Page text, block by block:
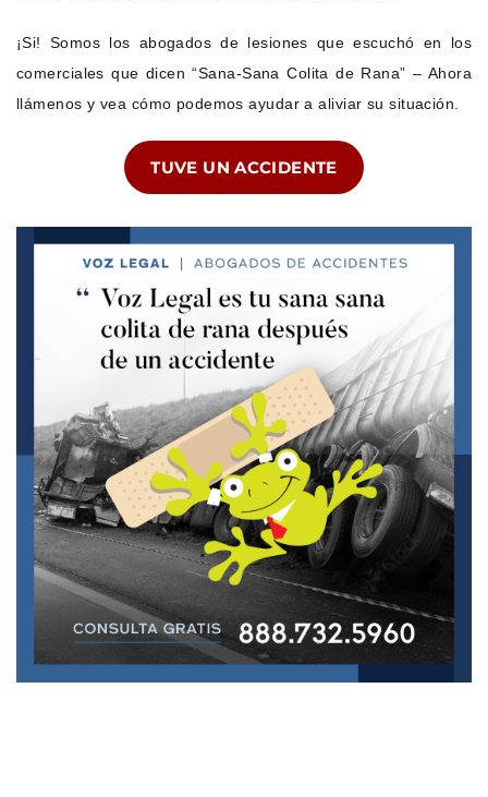
¡Si! Somos los abogados de lesiones que escuchó en los
comerciales que dicen “Sana-Sana Colita de Rana” – Ahora
llámenos y vea cómo podemos ayudar a aliviar su situación.
TUVE UN ACCIDENTE